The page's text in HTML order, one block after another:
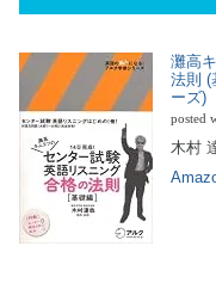
灘高
法則 (
ーズ)
posted
木村